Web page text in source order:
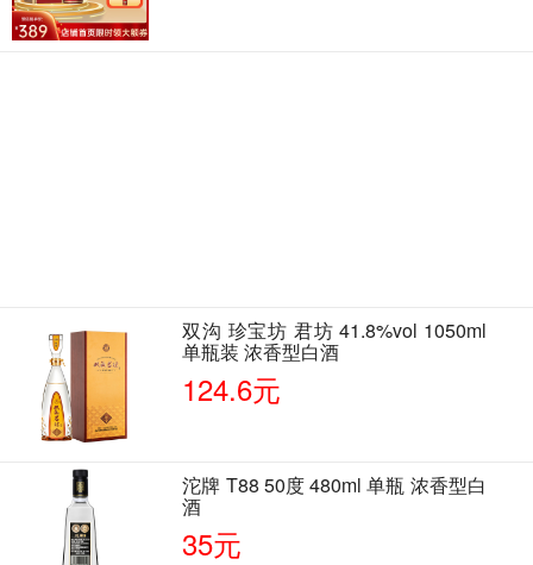
双沟 珍宝坊 君坊 41.8%vol 1050ml
单瓶装 浓香型白酒
124.6元
沱牌 T88 50度 480ml 单瓶 浓香型白
酒
35元